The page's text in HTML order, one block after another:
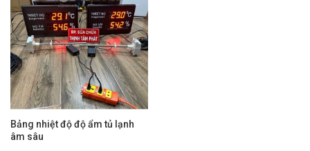
Bảng nhiệt độ độ ẩm tủ lạnh
âm sâu